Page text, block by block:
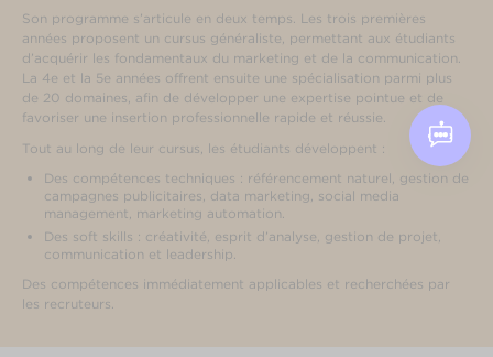
Son programme s’articule en deux temps. Les trois premières
années proposent un cursus généraliste, permettant aux étudiants
d’acquérir les fondamentaux du marketing et de la communication.
La 4e et la 5e années offrent ensuite une spécialisation parmi plus
de 20 domaines, afin de développer une expertise pointue et de
favoriser une insertion professionnelle rapide et réussie.
Tout au long de leur cursus, les étudiants développent :
Des compétences techniques : référencement naturel, gestion de
campagnes publicitaires, data marketing, social media
management, marketing automation.
Des soft skills : créativité, esprit d’analyse, gestion de projet,
communication et leadership.
Des compétences immédiatement applicables et recherchées par
les recruteurs.